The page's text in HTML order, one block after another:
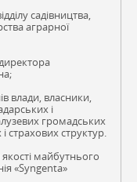
садівництва,
аграрної
влади, власники,
і
громадських
страхових структур.
майбутнього
«Syngenta»